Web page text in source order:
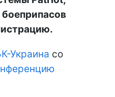
Украина со